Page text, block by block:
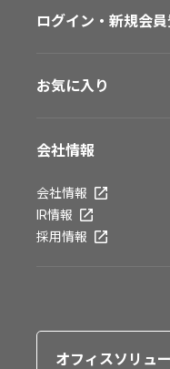
ログイン・新規会
お気に入り
会社情報
会社情報
IR情報
採用情報
オフィスソリュ